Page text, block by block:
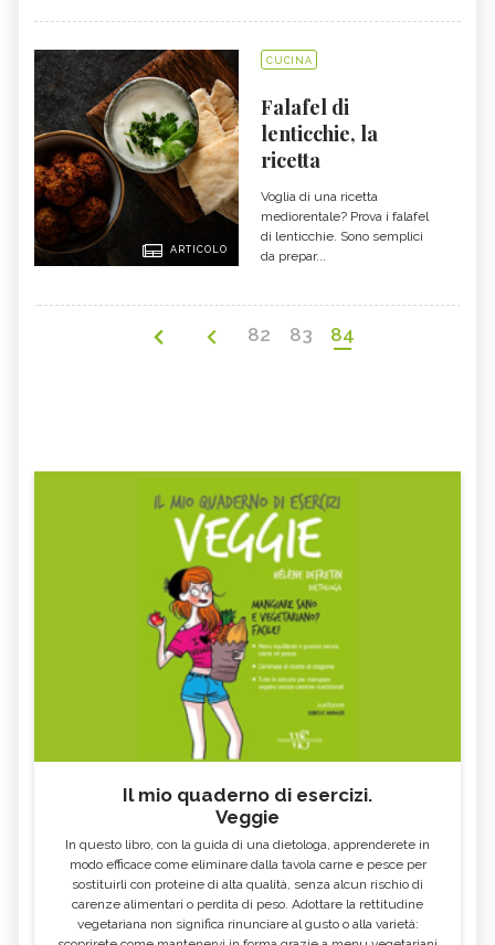
ARTICOLO
CUCINA
Falafel di
lenticchie, la
ricetta
Voglia di una ricetta
mediorentale? Prova i falafel
di lenticchie. Sono semplici
da prepar...
82 83 84
Il mio quaderno di esercizi.
Veggie
In questo libro, con la guida di una dietologa, apprenderete in
modo efficace come eliminare dalla tavola carne e pesce per
sostituirli con proteine di alta qualità, senza alcun rischio di
carenze alimentari o perdita di peso. Adottare la rettitudine
vegetariana non significa rinunciare al gusto o alla varietà: